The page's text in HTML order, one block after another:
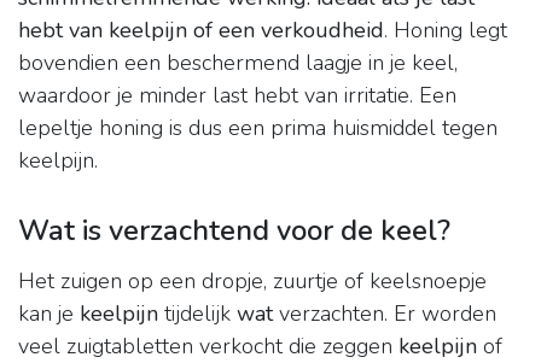
hebt van keelpijn of een verkoudheid. Honing legt
bovendien een beschermend laagje in je keel,
waardoor je minder last hebt van irritatie. Een
lepeltje honing is dus een prima huismiddel tegen
keelpijn.
Wat is verzachtend voor de keel?
Het zuigen op een dropje, zuurtje of keelsnoepje
kan je keelpijn tijdelijk watverzachten. Er worden
veel zuigtabletten verkocht die zeggen keelpijn of